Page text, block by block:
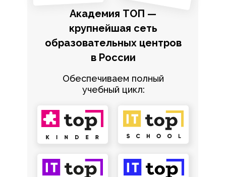
Академия ТОП —
крупнейшая сеть
образовательных центров
в России
Обеспечиваем полный
учебный цикл: